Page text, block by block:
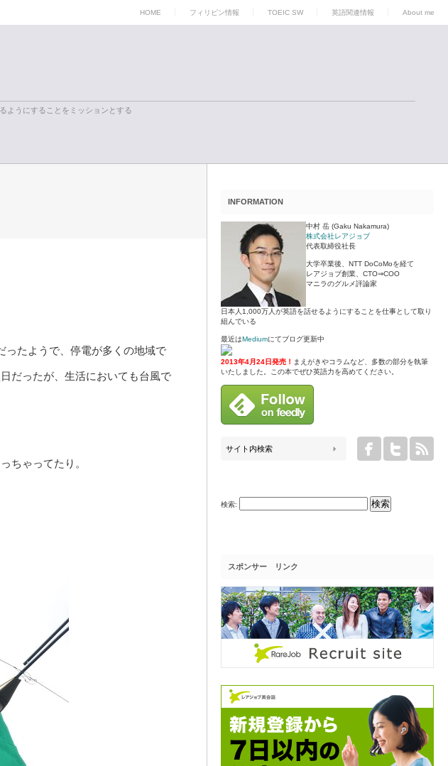
HOME フィリピン情報 TOEIC SW 英語関連情報 About me
ようにすることをミッションとする
ったようで、停電が多くの地域で
だったが、生活においても台風で
ちゃってたり。
INFORMATION
中村 岳 (Gaku Nakamura)
株式会社レアジョブ
代表取締役社長
大学卒業後、NTT DoCoMoを経て
レアジョブ創業、CTO⇒COO
マニラのグルメ評論家
日本人1,000万人が英語を話せるようにすることを仕事として取り
組んでいる
最近はMediumにてブログ更新中
2013年4月24日発売！ まえがきやコラムなど、多数の部分を執筆
いたしました。この本でぜひ英語力を高めてください。
検索:
スポンサー リンク